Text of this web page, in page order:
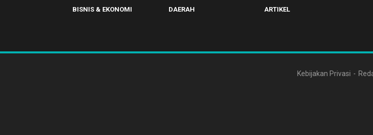
BISNIS & EKONOMI
DAERAH ARTIKEL
Kebijakan Privasi